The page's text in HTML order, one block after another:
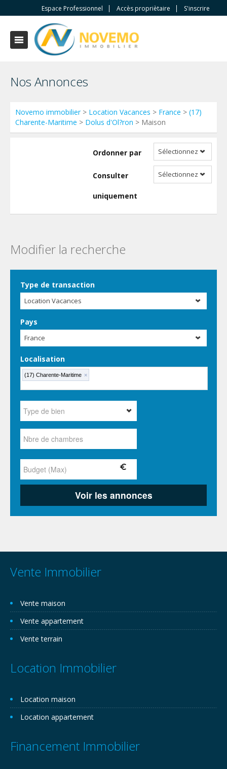
Espace Professionnel Accès propriètaire S'inscrire
Nos Annonces
Novemo immobilier> Location Vacances > France > (17)
Charente-Maritime > Dolus d'Ol?ron > Maison
Ordonner par Sélectionnez
Consulter
uniquement
Sélectionnez
Modifier la recherche
Type de transaction
Location Vacances
Pays
France
Localisation
(17) Charente-Maritime ×
Vente Immobilier
Vente maison
Vente appartement
Vente terrain
Location Immobilier
Location maison
Location appartement
Financement Immobilier